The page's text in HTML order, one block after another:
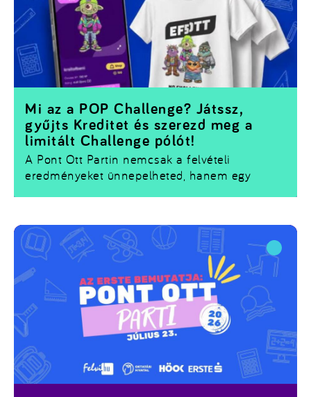
A Pont Ott Partin nemcsak a felvételi
eredményeket ünnepelheted, hanem egy
során a standoknál különböző feladatokat
teljesíthetsz, miközbenXP-t és Kreditet
gyűjtesz.
Mi az a POP Challenge? Játssz,
gyűjts Kreditet és szerezd meg a
limitált Challenge pólót!